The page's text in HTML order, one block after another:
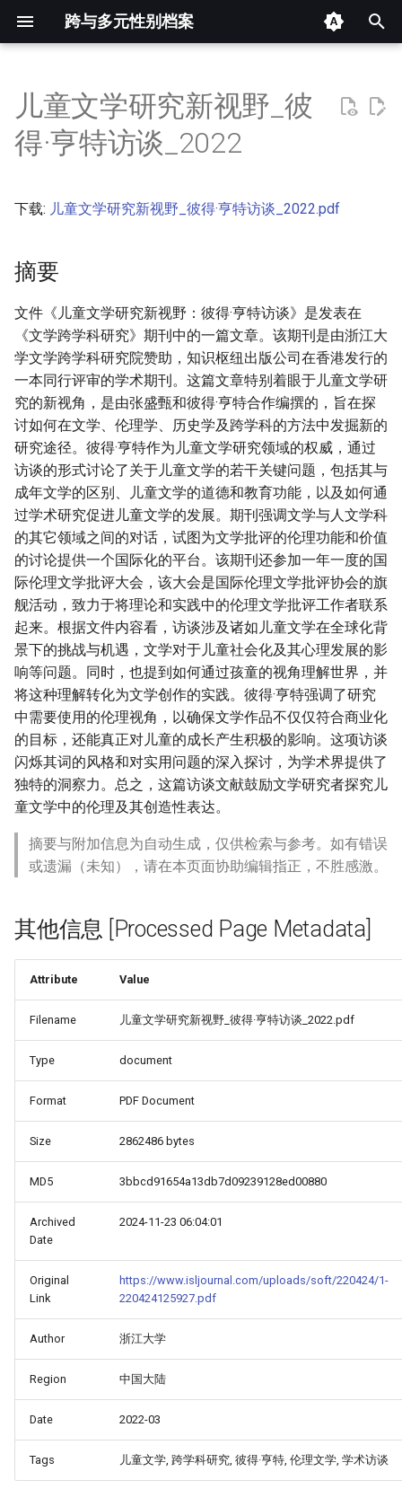
跨与多元性别档案
入
以
开
摘要
儿童文学研究新视野_彼
得·亨特访谈_2022
下载: 儿童文学研究新视野_彼得·亨特访谈_2022.pdf
摘要
文件《儿童文学研究新视野：彼得·亨特访谈》是发表在
《文学跨学科研究》期刊中的一篇文章。该期刊是由浙江大
学文学跨学科研究院赞助，知识枢纽出版公司在香港发行的
一本同行评审的学术期刊。这篇文章特别着眼于儿童文学研
究的新视角，是由张盛甄和彼得·亨特合作编撰的，旨在探
讨如何在文学、伦理学、历史学及跨学科的方法中发掘新的
研究途径。彼得·亨特作为儿童文学研究领域的权威，通过
访谈的形式讨论了关于儿童文学的若干关键问题，包括其与
成年文学的区别、儿童文学的道德和教育功能，以及如何通
过学术研究促进儿童文学的发展。期刊强调文学与人文学科
的其它领域之间的对话，试图为文学批评的伦理功能和价值
的讨论提供一个国际化的平台。该期刊还参加一年一度的国
际伦理文学批评大会，该大会是国际伦理文学批评协会的旗
舰活动，致力于将理论和实践中的伦理文学批评工作者联系
起来。根据文件内容看，访谈涉及诸如儿童文学在全球化背
景下的挑战与机遇，文学对于儿童社会化及其心理发展的影
响等问题。同时，也提到如何通过孩童的视角理解世界，并
将这种理解转化为文学创作的实践。彼得·亨特强调了研究
中需要使用的伦理视角，以确保文学作品不仅仅符合商业化
的目标，还能真正对儿童的成长产生积极的影响。这项访谈
闪烁其词的风格和对实用问题的深入探讨，为学术界提供了
独特的洞察力。总之，这篇访谈文献鼓励文学研究者探究儿
童文学中的伦理及其创造性表达。
摘要与附加信息为自动生成，仅供检索与参考。如有错误
或遗漏（未知），请在本页面协助编辑指正，不胜感激。
其他信息 [Processed Page Metadata]
Attribute Value
Filename 儿童文学研究新视野_彼得·亨特访谈_2022.pdf
Type document
Format PDF Document
Size 2862486 bytes
MD5 3bbcd91654a13db7d09239128ed00880
Archived
Date
2024-11-23 06:04:01
Original
Link
https://www.isljournal.com/uploads/soft/220424/1-
220424125927.pdf
Author 浙江大学
Region 中国大陆
Date 2022-03
Tags 儿童文学, 跨学科研究, 彼得·亨特, 伦理文学, 学术访谈